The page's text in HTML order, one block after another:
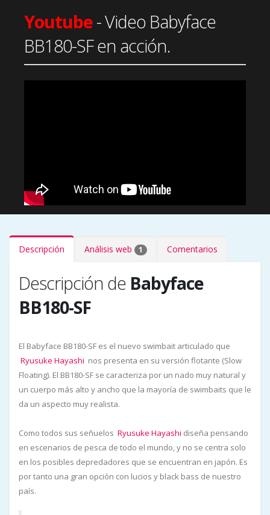
Youtube- Video Babyface
BB180-SF en acción.
Descripción Análisis web 1 Comentarios
Descripción de Babyface
BB180-SF
El Babyface BB180-SF es el nuevo swimbait articulado que
Ryusuke Hayashi nos presenta en su versión flotante (Slow
Floating). El BB180-SF se caracteriza por un nado muy natural y
un cuerpo más alto y ancho que la mayoría de swimbaits que le
da un aspecto muy realista.
Como todos sus señuelos Ryusuke Hayashi diseña pensando
en escenarios de pesca de todo el mundo, y no se centra solo
en los posibles depredadores que se encuentran en japón. Es
por tanto una gran opción con lucios y black bass de nuestro
país.